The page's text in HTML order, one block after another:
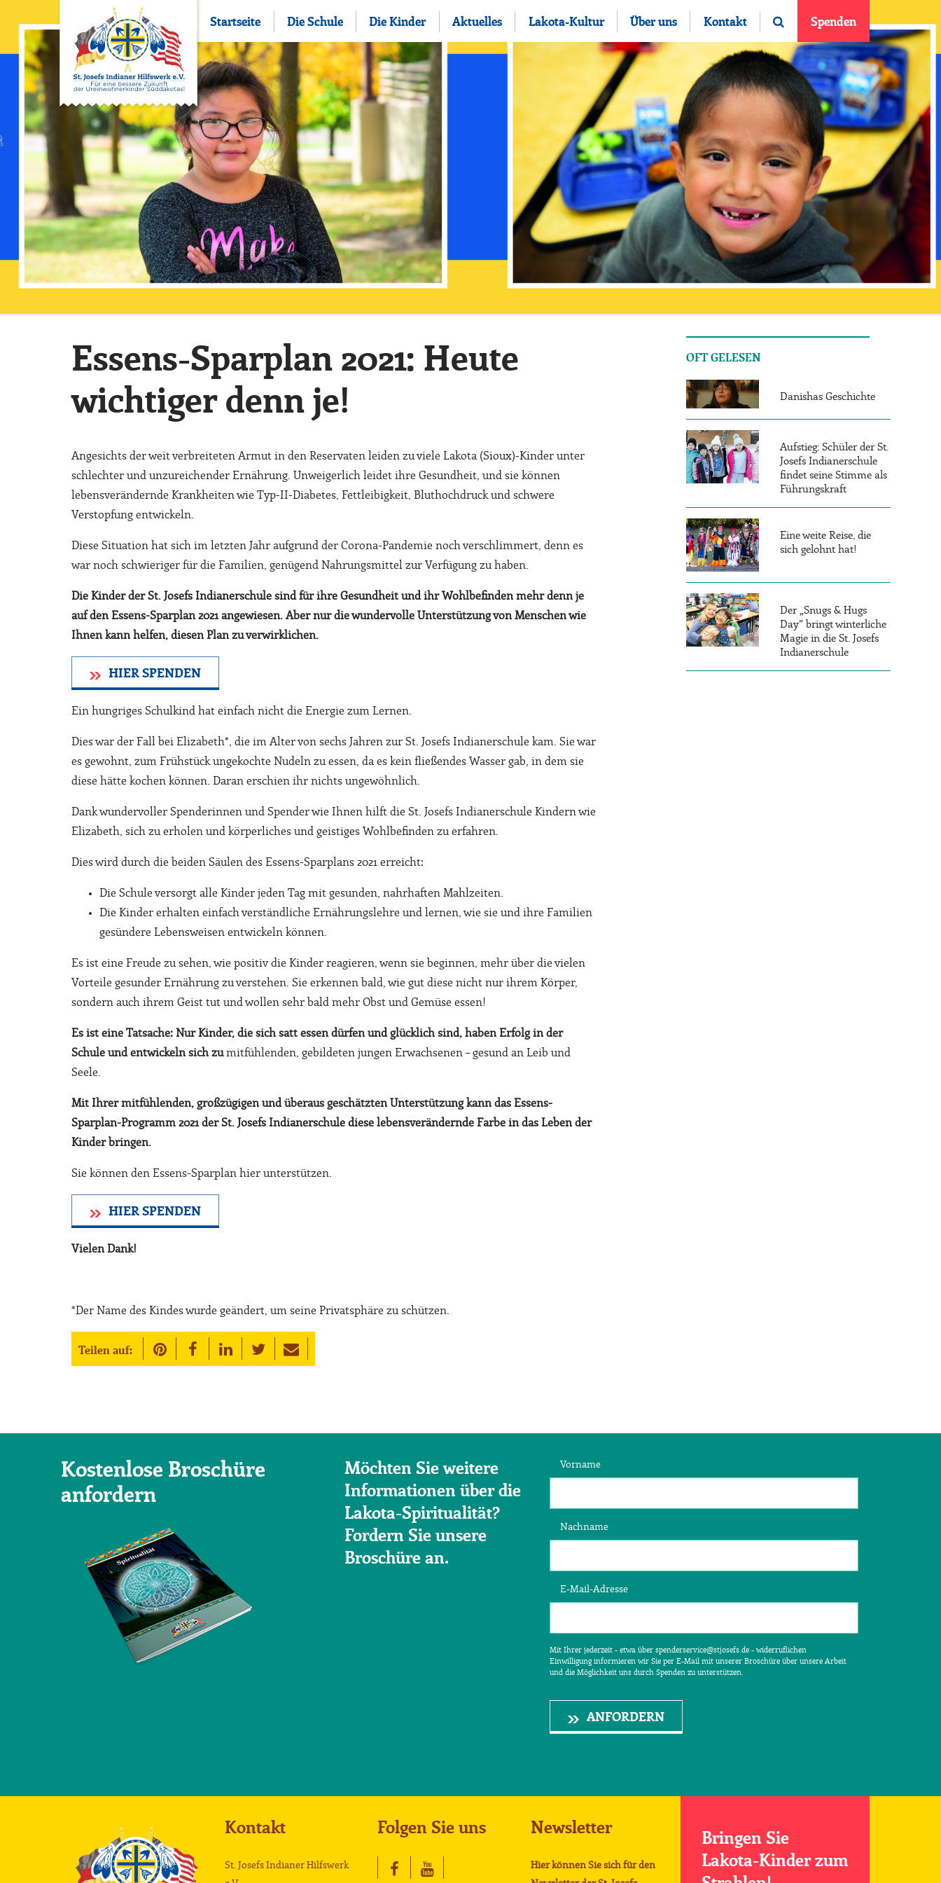
Startseite Die Schule Die Kinder Aktuelles Lakota-Kultur Über uns Kontakt Spenden
Essens-Sparplan 2021: Heute
wichtiger denn je!
Angesichts der weit verbreiteten Armut in den Reservaten leiden zu viele Lakota (Sioux)-Kinder unter
schlechter und unzureichender Ernährung. Unweigerlich leidet ihre Gesundheit, und sie können
lebensverändernde Krankheiten wie Typ-II-Diabetes, Fettleibigkeit, Bluthochdruck und schwere
Verstopfung entwickeln.
Diese Situation hat sich im letzten Jahr aufgrund der Corona-Pandemie noch verschlimmert, denn es
war noch schwieriger für die Familien, genügend Nahrungsmittel zur Verfügung zu haben.
Die Kinder der St. Josefs Indianerschule sind für ihre Gesundheit und ihr Wohlbefinden mehr denn je
auf den Essens-Sparplan 2021 angewiesen. Aber nur die wundervolle Unterstützung von Menschen wie
Ihnen kann helfen, diesen Plan zu verwirklichen.
HIER SPENDEN
Ein hungriges Schulkind hat einfach nicht die Energie zum Lernen.
Dies war der Fall bei Elizabeth*, die im Alter von sechs Jahren zur St. Josefs Indianerschule kam. Sie war
es gewohnt, zum Frühstück ungekochte Nudeln zu essen, da es kein fließendes Wasser gab, in dem sie
diese hätte kochen können. Daran erschien ihr nichts ungewöhnlich.
Dank wundervoller Spenderinnen und Spender wie Ihnen hilft die St. Josefs Indianerschule Kindern wie
Elizabeth, sich zu erholen und körperliches und geistiges Wohlbefinden zu erfahren.
Dies wird durch die beiden Säulen des Essens-Sparplans 2021 erreicht:
Die Schule versorgt alle Kinder jeden Tag mit gesunden, nahrhaften Mahlzeiten.
Die Kinder erhalten einfach verständliche Ernährungslehre und lernen, wie sie und ihre Familien
gesündere Lebensweisen entwickeln können.
Es ist eine Freude zu sehen, wie positiv die Kinder reagieren, wenn sie beginnen, mehr über die vielen
Vorteile gesunder Ernährung zu verstehen. Sie erkennen bald, wie gut diese nicht nur ihrem Körper,
sondern auch ihrem Geist tut und wollen sehr bald mehr Obst und Gemüse essen!
Es ist eine Tatsache: Nur Kinder, die sich satt essen dürfen und glücklich sind, haben Erfolg in der
Schule und entwickeln sich zumitfühlenden, gebildeten jungen Erwachsenen – gesund an Leib und
Seele.
Mit Ihrer mitfühlenden, großzügigen und überaus geschätzten Unterstützung kann das Essens-
Sparplan-Programm 2021 der St. Josefs Indianerschule diese lebensverändernde Farbe in das Leben der
Kinder bringen.
Sie können den Essens-Sparplan hier unterstützen.
HIER SPENDEN
Vielen Dank!
*Der Name des Kindes wurde geändert, um seine Privatsphäre zu schützen.
Teilen auf:
OFT GELESEN
Danishas Geschichte
Aufstieg: Schüler der St.
Josefs Indianerschule
findet seine Stimme als
Führungskraft
Eine weite Reise, die
sich gelohnt hat!
Der „Snugs & Hugs
Day” bringt winterliche
Magie in die St. Josefs
Indianerschule
Kostenlose Broschüre
anfordern
Möchten Sie weitere
Informationen über die
Lakota-Spiritualität?
Fordern Sie unsere
Broschüre an.
Vorname
Nachname
E-Mail-Adresse
Mit Ihrer jederzeit - etwa über spenderservice@stjosefs.de - widerruflichen
Einwilligung informieren wir Sie per E-Mail mit unserer Broschüre über unsere Arbeit
und die Möglichkeit uns durch Spenden zu unterstützen.
ANFORDERN
Kontakt
St. Josefs Indianer Hilfswerk
Folgen Sie uns Newsletter
Hier können Sie sich für den
Bringen Sie
Lakota-Kinder zum